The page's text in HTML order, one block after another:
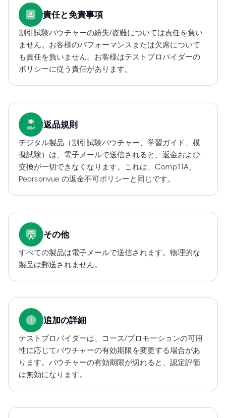
責任と免責事項
割引試験バウチャーの紛失/盗難については責任を負い
ません。お客様のパフォーマンスまたは欠席について
も責任を負いません。お客様はテストプロバイダーの
ポリシーに従う責任があります。
返品規則
デジタル製品（割引試験バウチャー、学習ガイド、模
擬試験）は、電子メールで送信されると、返金および
交換が一切できなくなります。これは、CompTIA、
Pearsonvue の返金不可ポリシーと同じです。
その他
すべての製品は電子メールで送信されます。物理的な
製品は郵送されません。
追加の詳細
テストプロバイダーは、コース/プロモーションの可用
性に応じてバウチャーの有効期限を変更する場合があ
ります。バウチャーの有効期限が切れると、認定評価
は無効になります。